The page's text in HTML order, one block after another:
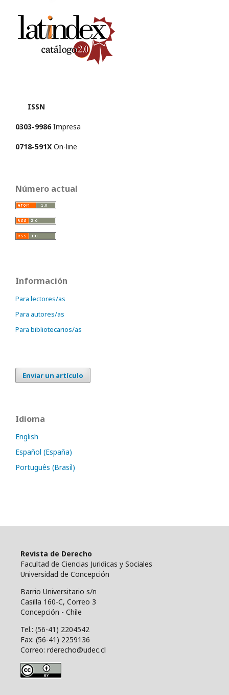
ISSN
0303-9986Impresa
0718-591X On-line
Número actual
Información
Para lectores/as
Para autores/as
Para bibliotecarios/as
Enviar un artículo
Idioma
English
Español (España)
Português (Brasil)
Revista de Derecho
Facultad de Ciencias Juridicas y Sociales
Universidad de Concepción
Barrio Universitario s/n
Casilla 160-C, Correo 3
Concepción - Chile
Tel.: (56-41) 2204542
Fax: (56-41) 2259136
Correo: rderecho@udec.cl